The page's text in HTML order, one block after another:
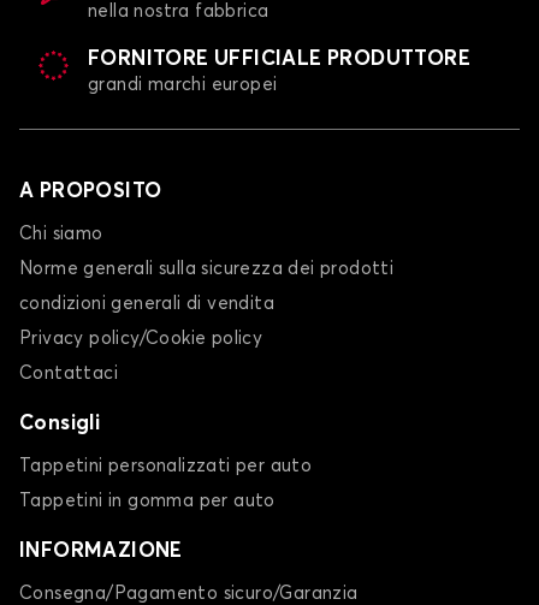
nella nostra fabbrica
FORNITORE UFFICIALE PRODUTTORE
grandi marchi europei
A PROPOSITO
Chi siamo
Norme generali sulla sicurezza dei prodotti
condizioni generali di vendita
Privacy policy/Cookie policy
Contattaci
Consigli
Tappetini personalizzati per auto
Tappetini in gomma per auto
INFORMAZIONE
Consegna/Pagamento sicuro/Garanzia